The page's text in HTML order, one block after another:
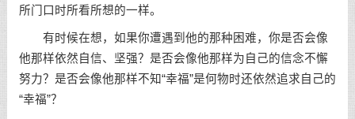
所门口时所看所想的一样。
有时候在想，如果你遭遇到他的那种困难，你是否会像
他那样依然自信、坚强？是否会像他那样为自己的信念不懈
努力？是否会像他那样不知“幸福”是何物时还依然追求自己的
“幸福”？